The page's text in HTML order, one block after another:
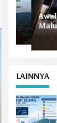
Awal
Maluku
LAINNYA